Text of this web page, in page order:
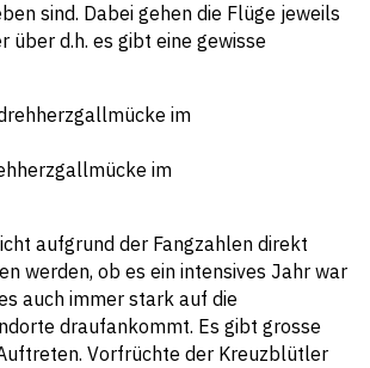
sind. Dabei gehen die Flüge jeweils
über d.h. es gibt eine gewisse
im
aufgrund der Fangzahlen direkt
werden, ob es ein intensives Jahr war
auch immer stark auf die
draufankommt. Es gibt grosse
Vorfrüchte der Kreuzblütler